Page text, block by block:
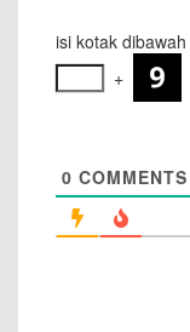
isi kotak
+
0 COMMENTS